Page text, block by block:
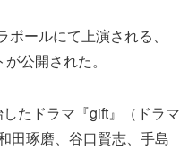
ールにて上演される、
公開された。
たドラマ『gift』（ドラマ
田琢磨、谷口賢志、手島